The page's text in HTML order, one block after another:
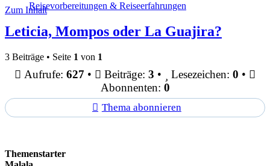
Zum InhaltReisevorbereitungen & Reiseerfahrungen
Leticia, Mompos oder La Guajira?
3 Beiträge • Seite 1 von 1
Thema abonnieren
Aufrufe: 627 • Beiträge: 3 • Lesezeichen: 0 •
Abonnenten: 0
Themenstarter